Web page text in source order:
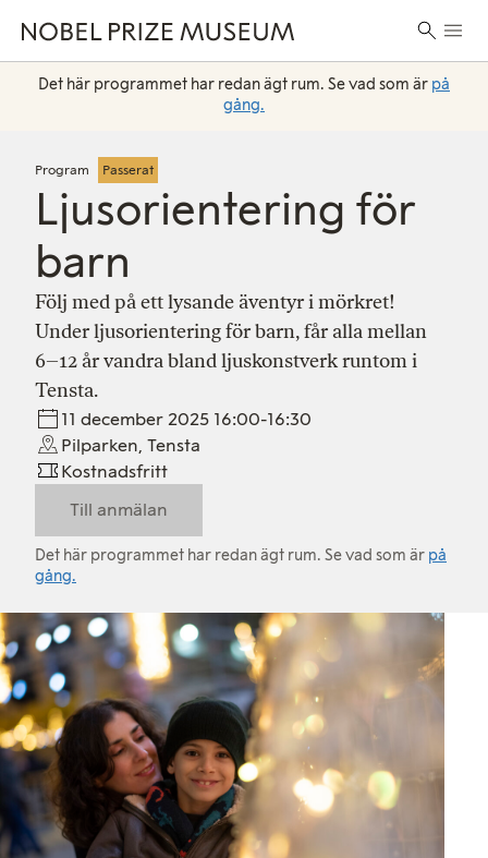
Skip
to
header
Skip
to
main
content
Skip
to
footer
Sök
efter:
Det här programmet har redan ägt rum. Se vad som är på
gång.
Program Passerat
Ljusorientering för
barn
Följ med på ett lysande äventyr i mörkret!
Under ljusorientering för barn, får alla mellan
6–12 år vandra bland ljuskonstverk runtom i
Tensta.
11 december 2025 16:00-16:30
Pilparken, Tensta
Kostnadsfritt
Till anmälan
Det här programmet har redan ägt rum. Se vad som är på
gång.